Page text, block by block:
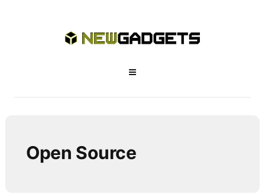
Open Source